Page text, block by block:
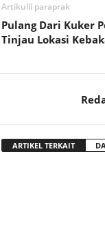
Artikulli paraprak
Pulang Dari Kuker
Tinjau Lokasi
ARTIKEL TERKAIT